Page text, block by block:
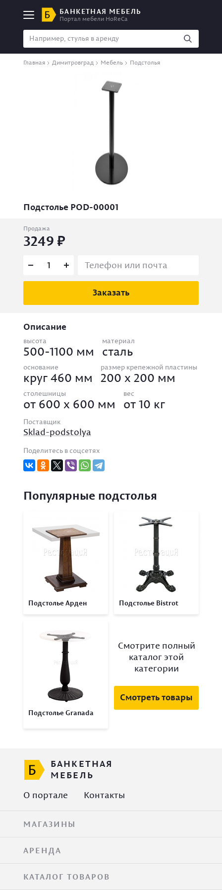
БАНКЕТНАЯ МЕБЕЛЬ
Портал мебели HoReCa
Главная Димитровград Мебель Подстолья
Подстолье РOD-00001
Продажа
3249
Заказать
Описание
высота
500-1100 мм
материал
сталь
основание
круг 460 мм
размер крепежной пластины
200 x 200 мм
столешницы
от 600 x 600 мм
вес
от 10 кг
Поставщик
Sklad-podstolya
Поделитесь в соцсетях
Популярные подстолья
Подстолье Арден Подстолье Bistrot
Подстолье Granada
Смотрите полный
каталог этой
категории
Смотреть товары
БАНКЕТНАЯ
МЕБЕЛЬ
О портале
Контакты
МАГАЗИНЫ
АРЕНДА
КАТАЛОГ ТОВАРОВ